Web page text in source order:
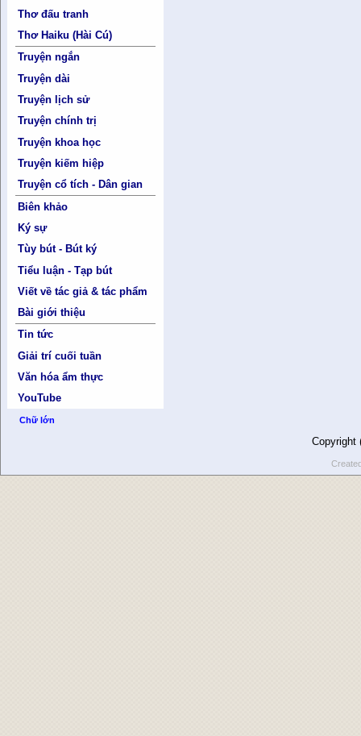
Thơ đấu tranh
Thơ Haiku (Hài Cú)
Truyện ngắn
Truyện dài
Truyện lịch sử
Truyện chính trị
Truyện khoa học
Truyện kiếm hiệp
Truyện cổ tích - Dân gian
Biên khảo
Ký sự
Tùy bút - Bút ký
Tiểu luận - Tạp bút
Viết về tác giả & tác phẩm
Bài giới thiệu
Tin tức
Giải trí cuối tuần
Văn hóa ẩm thực
YouTube
Chữ lớn
Copyright